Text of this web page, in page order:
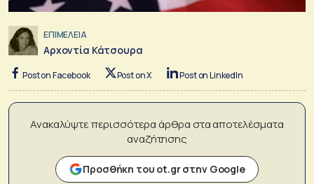
ΕΠΙΜΕΛΕΙΑ
Αρχοντία Κάτσουρα
Post on Facebook Post on X Post on LinkedIn
Ανακαλύψτε περισσότερα άρθρα στα αποτελέσματα
αναζήτησης
Προσθήκη του ot.gr στην Google